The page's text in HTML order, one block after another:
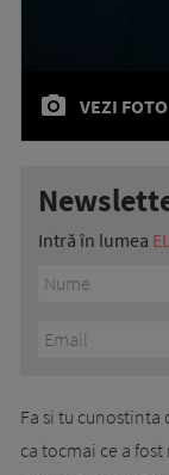
VEZI FOTO
Intră în lumea
Fa si tu cunostinta
ca tocmai ce a